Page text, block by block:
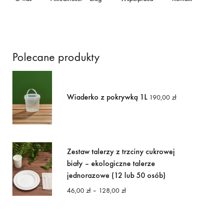
Polecane produkty
Wiaderko z pokrywką 1L 190,00 zł
Zestaw talerzy z trzciny cukrowej
biały – ekologiczne talerze
jednorazowe (12 lub 50 osób)
46,00 zł – 128,00 złZakres